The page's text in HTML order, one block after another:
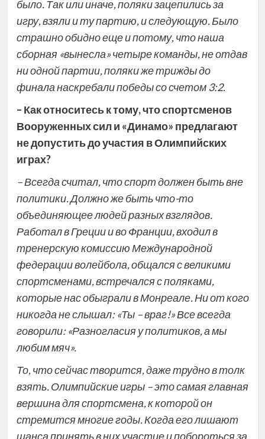
было. Так или иначе, поляки зацепились за
игру, взяли и ту партию, и следующую. Было
страшно обидно еще и потому, что наша
сборная «вынесла» четыре команды, не отдав
ни одной партии, поляки же трижды до
финала наскребали победы со счетом 3:2.
– Как относитесь к тому, что спортсменов
Вооруженных сил и «Динамо» предлагают
не допустить до участия в Олимпийских
играх?
– Всегда считал, что спорт должен быть вне
политики. Должно же быть что-то
объединяющее людей разных взглядов.
Работал в Греции и во Франции, входил в
тренерскую комиссию Международной
федерации волейбола, общался с великими
спортсменами, встречался с поляками,
которые нас обыграли в Монреале. Ни от кого
никогда не слышал: «Ты – враг!» Все всегда
говорили: «Разногласия у политиков, а мы
любим мяч».
То, что сейчас творится, даже трудно в толк
взять. Олимпийские игры – это самая главная
вершина для спортсмена, к которой он
стремится многие годы. Когда его лишают
шанса принять в них участие и побороться за